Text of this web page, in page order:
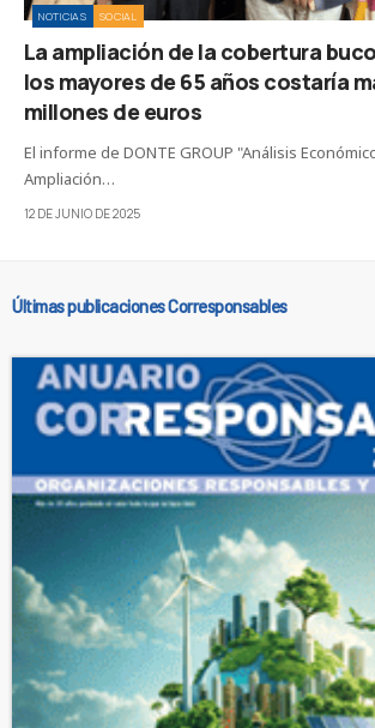
NOTICIAS SOCIAL
La ampliación de la cobertura
los mayores de 65 años costaría
millones de euros
El informe de DONTE GROUP "Análisis
Ampliación…
12 DE JUNIO DE 2025
Últimas publicaciones Corresponsables